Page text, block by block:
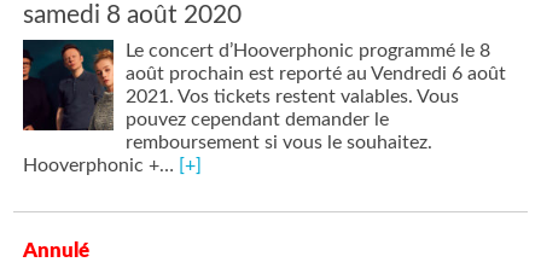
samedi 8 août 2020
Le concert d’Hooverphonic programmé le 8
août prochain est reporté au Vendredi 6 août
2021. Vos tickets restent valables. Vous
pouvez cependant demander le
remboursement si vous le souhaitez.
Hooverphonic +… [+]
Annulé